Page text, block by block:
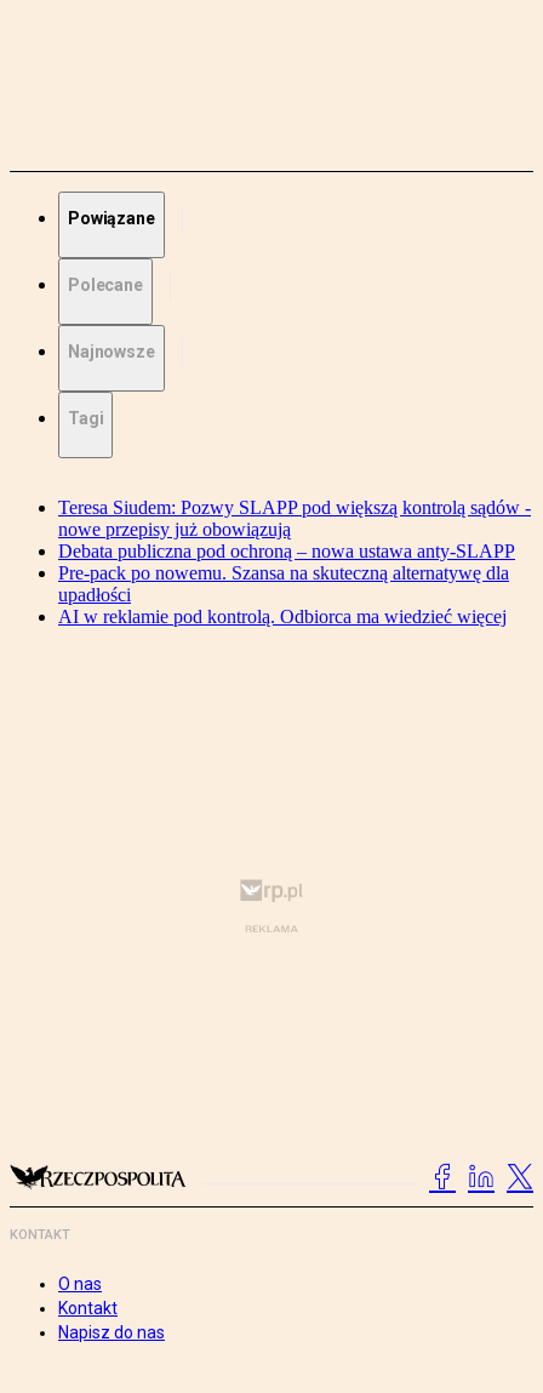
Powiązane
Polecane
Najnowsze
Tagi
Teresa Siudem: Pozwy SLAPP pod większą kontrolą sądów -
nowe przepisy już obowiązują
Debata publiczna pod ochroną – nowa ustawa anty-SLAPP
Pre-pack po nowemu. Szansa na skuteczną alternatywę dla
upadłości
AI w reklamie pod kontrolą. Odbiorca ma wiedzieć więcej
KONTAKT
O nas
Kontakt
Napisz do nas